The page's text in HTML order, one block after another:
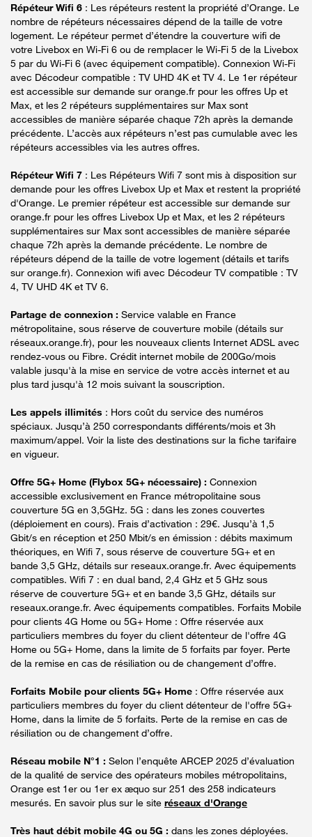
Répéteur Wifi 6 : Les répéteurs restent la propriété d’Orange. Le
nombre de répéteurs nécessaires dépend de la taille de votre
logement. Le répéteur permet d’étendre la couverture wifi de
votre Livebox en Wi-Fi 6 ou de remplacer le Wi-Fi 5 de la Livebox
5 par du Wi-Fi 6 (avec équipement compatible). Connexion Wi-Fi
avec Décodeur compatible : TV UHD 4K et TV 4. Le 1er répéteur
est accessible sur demande sur orange.fr pour les offres Up et
Max, et les 2 répéteurs supplémentaires sur Max sont
accessibles de manière séparée chaque 72h après la demande
précédente. L’accès aux répéteurs n’est pas cumulable avec les
répéteurs accessibles via les autres offres.
Répéteur Wifi 7 : Les Répéteurs Wifi 7 sont mis à disposition sur
demande pour les offres Livebox Up et Max et restent la propriété
d'Orange. Le premier répéteur est accessible sur demande sur
orange.fr pour les offres Livebox Up et Max, et les 2 répéteurs
supplémentaires sur Max sont accessibles de manière séparée
chaque 72h après la demande précédente. Le nombre de
répéteurs dépend de la taille de votre logement (détails et tarifs
sur orange.fr). Connexion wifi avec Décodeur TV compatible : TV
4, TV UHD 4K et TV 6.
Partage de connexion : Service valable en France
métropolitaine, sous réserve de couverture mobile (détails sur
réseaux.orange.fr), pour les nouveaux clients Internet ADSL avec
rendez-vous ou Fibre. Crédit internet mobile de 200Go/mois
valable jusqu'à la mise en service de votre accès internet et au
plus tard jusqu'à 12 mois suivant la souscription.
Les appels illimités : Hors coût du service des numéros
spéciaux. Jusqu’à 250 correspondants différents/mois et 3h
maximum/appel. Voir la liste des destinations sur la fiche tarifaire
en vigueur.
Offre 5G+ Home (Flybox 5G+ nécessaire) : Connexion
accessible exclusivement en France métropolitaine sous
couverture 5G en 3,5GHz. 5G : dans les zones couvertes
(déploiement en cours). Frais d’activation : 29€. Jusqu’à 1,5
Gbit/s en réception et 250 Mbit/s en émission : débits maximum
théoriques, en Wifi 7, sous réserve de couverture 5G+ et en
bande 3,5 GHz, détails sur reseaux.orange.fr. Avec équipements
compatibles. Wifi 7 : en dual band, 2,4 GHz et 5 GHz sous
réserve de couverture 5G+ et en bande 3,5 GHz, détails sur
reseaux.orange.fr. Avec équipements compatibles. Forfaits Mobile
pour clients 4G Home ou 5G+ Home : Offre réservée aux
particuliers membres du foyer du client détenteur de l'offre 4G
Home ou 5G+ Home, dans la limite de 5 forfaits par foyer. Perte
de la remise en cas de résiliation ou de changement d’offre.
Forfaits Mobile pour clients 5G+ Home : Offre réservée aux
particuliers membres du foyer du client détenteur de l'offre 5G+
Home, dans la limite de 5 forfaits. Perte de la remise en cas de
résiliation ou de changement d’offre.
Réseau mobile N°1 : Selon l’enquête ARCEP 2025 d’évaluation
de la qualité de service des opérateurs mobiles métropolitains,
Orange est 1er ou 1er ex æquo sur 251 des 258 indicateurs
mesurés. En savoir plus sur le site réseaux d'Orange
Très haut débit mobile 4G ou 5G : dans les zones déployées.